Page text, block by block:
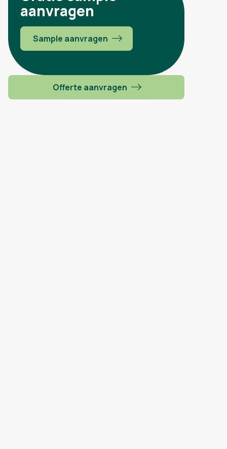
aanvragen
Sample aanvragen
Offerte aanvragen